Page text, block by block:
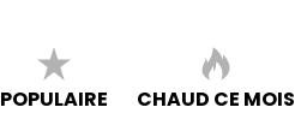
POPULAIRE CHAUD CE MOIS